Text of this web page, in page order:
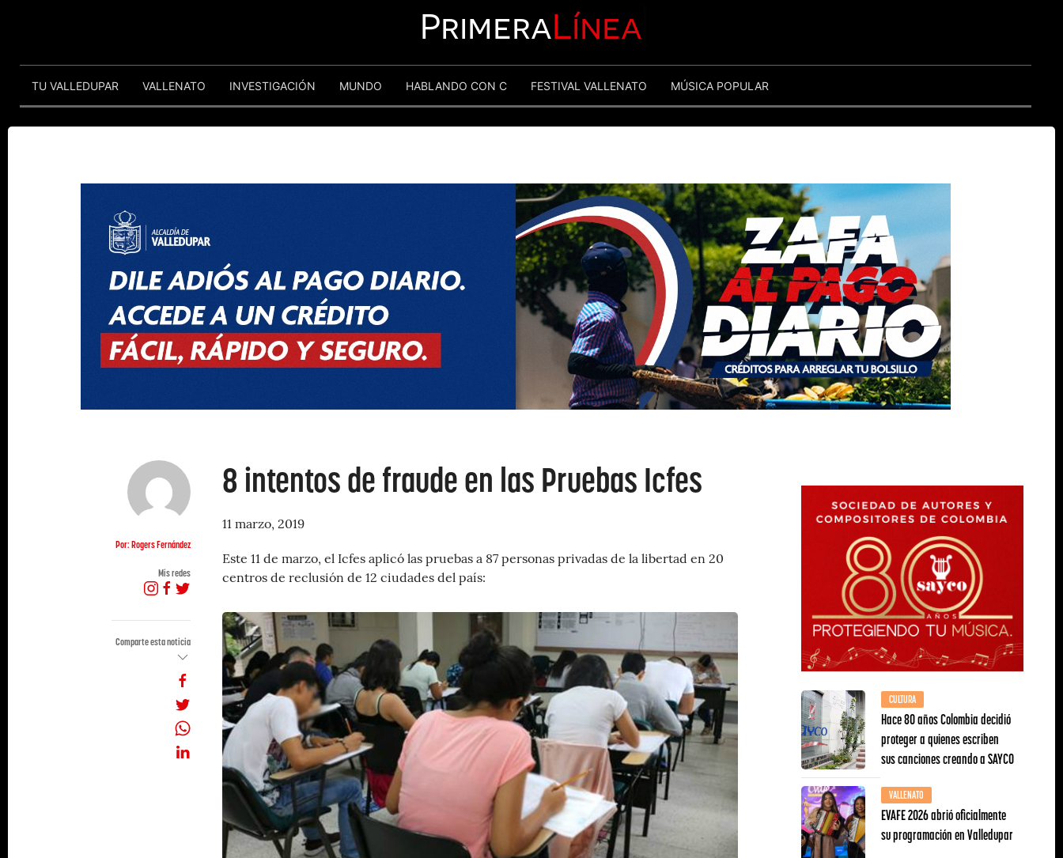
PrimeraLínea
TU VALLEDUPAR VALLENATO INVESTIGACIÓN MUNDO HABLANDO CON C FESTIVAL VALLENATO MÚSICA POPULAR
Por: Rogers Fernández
Mis redes
Comparte esta noticia
8 intentos de fraude en las Pruebas Icfes
11 marzo, 2019
Este 11 de marzo, el Icfes aplicó las pruebas a 87 personas privadas de la libertad en 20
centros de reclusión de 12 ciudades del país:
CULTURA
Hace 80 años Colombia decidió
proteger a quienes escriben
sus canciones creando a SAYCO
VALLENATO
EVAFE 2026 abrió oficialmente
su programación en Valledupar